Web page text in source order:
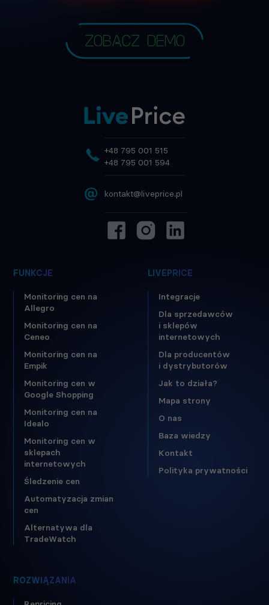
Zobacz demo
FUNKCJE
Monitoring cen na
Allegro
Monitoring cen na
Ceneo
Monitoring cen na
Empik
Monitoring cen w
Google Shopping
Monitoring cen na
Idealo
Monitoring cen w
sklepach
internetowych
Śledzenie cen
Automatyzacja zmian
cen
Alternatywa dla
TradeWatch
LIVEPRICE
Integracje
Dla sprzedawców
i sklepów
internetowych
Dla producentów
i dystrybutorów
Jak to działa?
Mapa strony
O nas
Baza wiedzy
Kontakt
Polityka prywatności
ROZWIĄZANIA
+48 795 001 515
+48 795 001 594
@ kontakt@liveprice.pl